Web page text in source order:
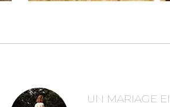
UN MARIAGE